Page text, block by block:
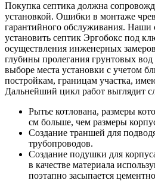
Покупка септика должна
установкой. Ошибки в монтаже
гарантийного обслуживания. Наши
установить септик Эргобокс под
осуществления инженерных
глубины пролегания грунтовых
выборе места установки с учетом
постройкам, границам участка,
Дальнейший цикл работ выглядит
Рытье котлована, размеры
см больше, чем размеры
Создание траншей для
трубопроводов.
Создание подушки для
в качестве материала
поэтапно засыпается